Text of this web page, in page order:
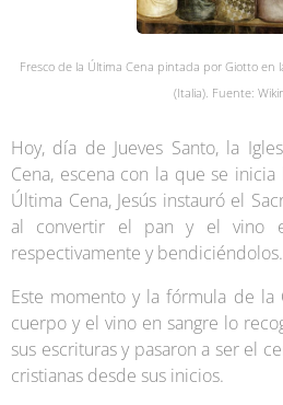
Fresco de la Última Cena pintada por Giotto en
(Italia). Fuente:
Hoy, día de Jueves Santo, la
Cena, escena con la que se
Última Cena, Jesús instauró el
al convertir el pan y el vino
respectivamente y bendiciéndolos.
Este momento y la fórmula de la
cuerpo y el vino en sangre lo
sus escrituras y pasaron a ser el
cristianas desde sus inicios.